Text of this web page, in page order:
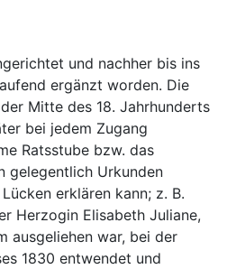
und nachher bis ins
ergänzt worden. Die
Mitte des 18. Jahrhunderts
bei jedem Zugang
Ratsstube bzw. das
gelegentlich Urkunden
erklären kann; z. B.
Herzogin Elisabeth Juliane,
ausgeliehen war, bei der
1830 entwendet und